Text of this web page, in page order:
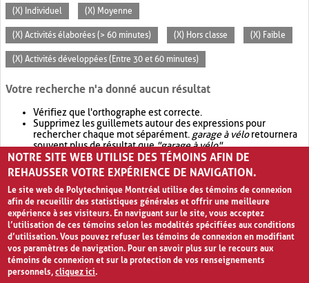
(X) Individuel (X) Moyenne
(X) Activités élaborées (> 60 minutes) (X) Hors classe (X) Faible
(X) Activités développées (Entre 30 et 60 minutes)
Votre recherche n'a donné aucun résultat
Vérifiez que l'orthographe est correcte.
Supprimez les guillemets autour des expressions pour
rechercher chaque mot séparément. garage à véloretournera
souvent plus de résultat que"garage à vélo".
Envisagez d'élargir votre recherche avec OR.garage OR vélo
retournera souvent plus de résultat quegarage à vélo
NOTRE SITE WEB UTILISE DES TÉMOINS AFIN DE
REHAUSSER VOTRE EXPÉRIENCE DE NAVIGATION.
Le site web de Polytechnique Montréal utilise des témoins de connexion
afin de recueillir des statistiques générales et offrir une meilleure
expérience à ses visiteurs. En naviguant sur le site, vous acceptez
l’utilisation de ces témoins selon les modalités spécifiées aux conditions
d’utilisation. Vous pouvez refuser les témoins de connexion en modifiant
vos paramètres de navigation. Pour en savoir plus sur le recours aux
témoins de connexion et sur la protection de vos renseignements
personnels,cliquez ici.